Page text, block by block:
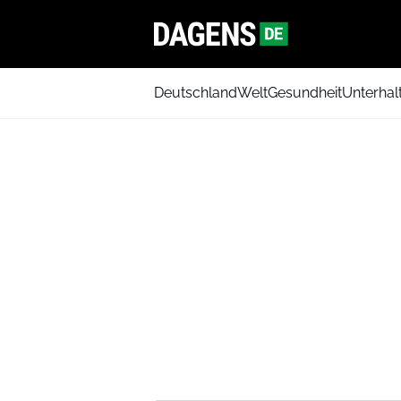
DeutschlandWeltGesundheit